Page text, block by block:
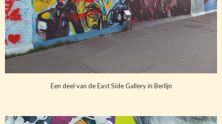
Een deel van de East Side Gallery in Berlijn